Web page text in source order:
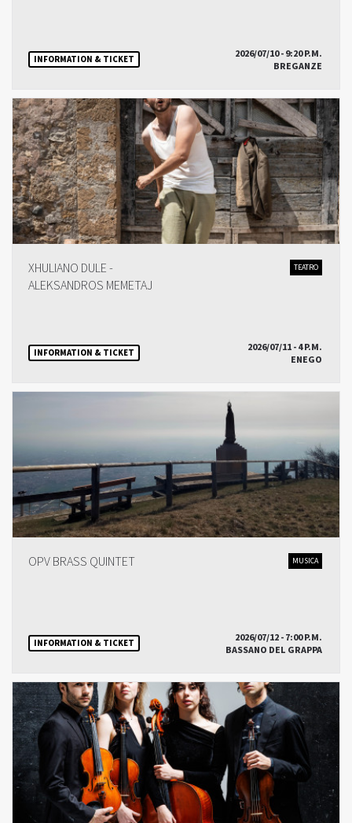
INFORMATION & TICKET
2026/07/10 - 9:20 P.M.
BREGANZE
XHULIANO DULE -
ALEKSANDROS MEMETAJ
TEATRO
INFORMATION & TICKET
2026/07/11 - 4 P.M.
ENEGO
OPV BRASS QUINTET MUSICA
INFORMATION & TICKET
2026/07/12 - 7:00 P.M.
BASSANO DEL GRAPPA